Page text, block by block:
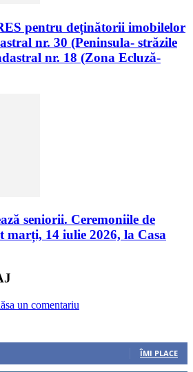
pentru deținătorii imobilelor
nr. 30 (Peninsula- străzile
nr. 18 (Zona Ecluză-
seniorii. Ceremoniile de
marți, 14 iulie 2026, la Casa
un comentariu
ÎMI PLACE